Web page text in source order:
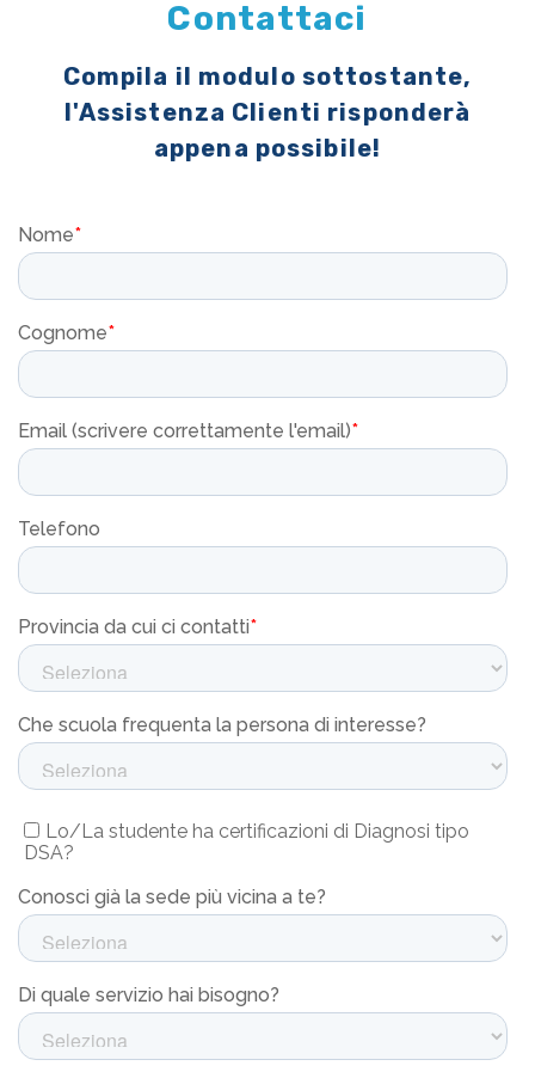
Contattaci
Compila il modulo sottostante,
l'Assistenza Clienti risponderà
appena possibile!